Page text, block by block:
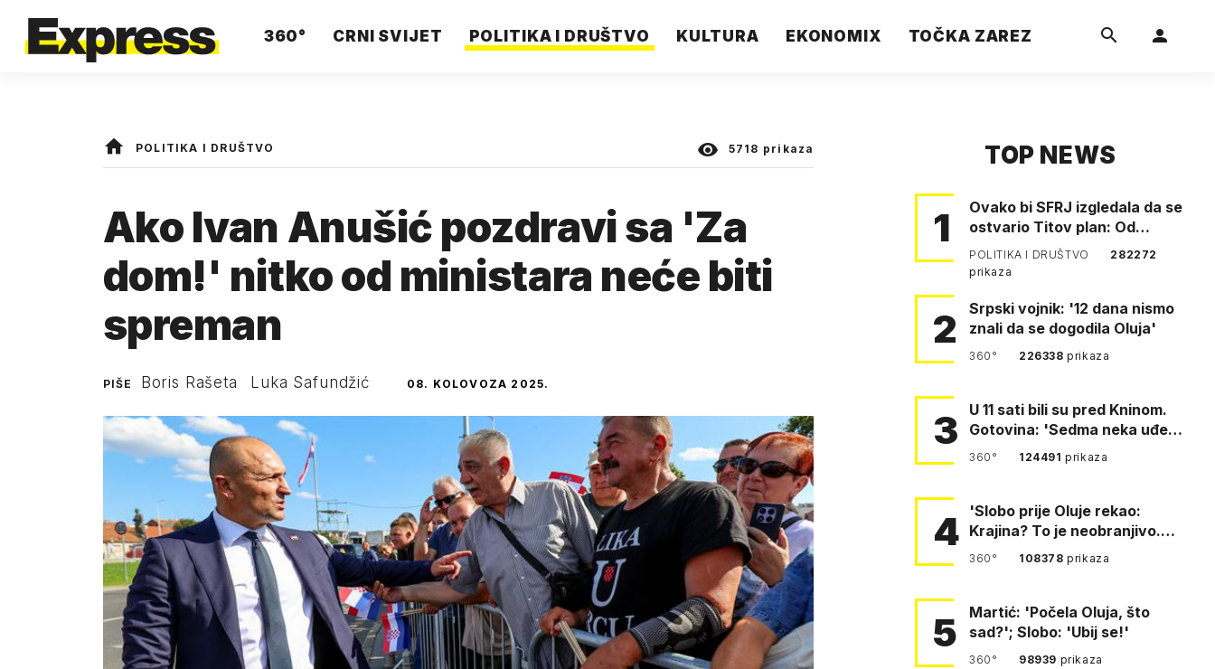
360° CRNI SVIJET POLITIKA I DRUŠTVO KULTURA EKONOMIX TOČKA ZAREZ
POLITIKA I DRUŠTVO 5718 prikaza
Ako Ivan Anušić pozdravi sa 'Za
dom!' nitko od ministara neće biti
spreman
PIŠE Boris Rašeta Luka Safundžić 08. KOLOVOZA 2025.
TOP NEWS
1
Ovako bi SFRJ izgledala da se
ostvario Titov plan: Od
Klagenfurta do Istanbula!
POLITIKA I DRUŠTVO
282272
prikaza
2
Srpski vojnik: '12 dana nismo
znali da se dogodila Oluja'
360° 226338prikaza
3
U 11 sati bili su pred Kninom.
Gotovina: 'Sedma neka uđe,
4. gardijska neka g…
360° 124491prikaza
4
'Slobo prije Oluje rekao:
Krajina? To je neobranjivo.
Tuđmana zvao Krivousti'
360° 108378prikaza
5
Martić: 'Počela Oluja, što
sad?'; Slobo: 'Ubij se!'
360° 98939 prikaza